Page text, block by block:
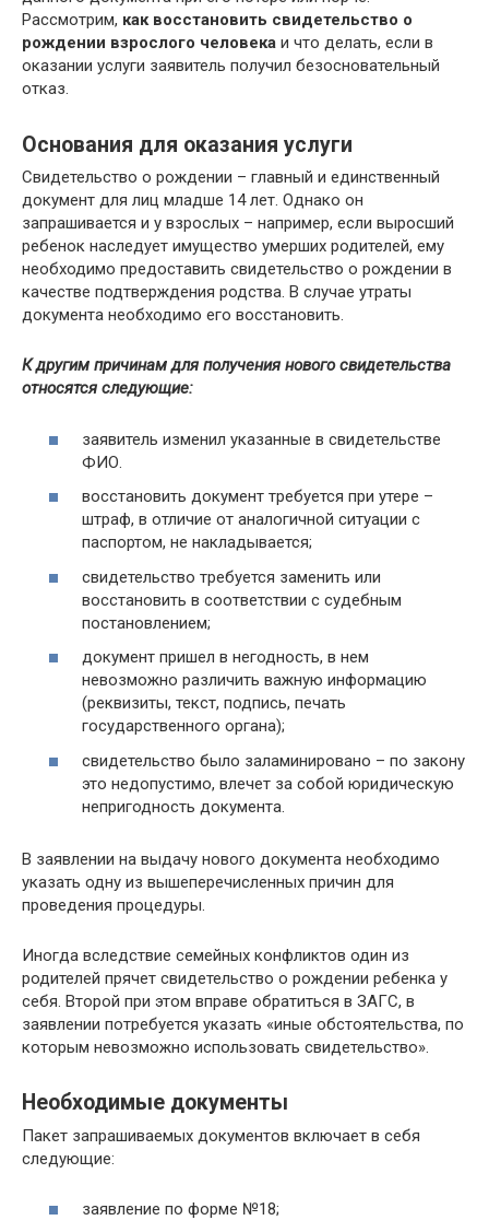
Рассмотрим, как восстановить свидетельство о
рождении взрослого человека и что делать, если в
оказании услуги заявитель получил безосновательный
отказ.
Основания для оказания услуги
Свидетельство о рождении – главный и единственный
документ для лиц младше 14 лет. Однако он
запрашивается и у взрослых – например, если выросший
ребенок наследует имущество умерших родителей, ему
необходимо предоставить свидетельство о рождении в
качестве подтверждения родства. В случае утраты
документа необходимо его восстановить.
К другим причинам для получения нового свидетельства
относятся следующие:
заявитель изменил указанные в свидетельстве
ФИО.
восстановить документ требуется при утере –
штраф, в отличие от аналогичной ситуации с
паспортом, не накладывается;
свидетельство требуется заменить или
восстановить в соответствии с судебным
постановлением;
документ пришел в негодность, в нем
невозможно различить важную информацию
(реквизиты, текст, подпись, печать
государственного органа);
свидетельство было заламинировано – по закону
это недопустимо, влечет за собой юридическую
непригодность документа.
В заявлении на выдачу нового документа необходимо
указать одну из вышеперечисленных причин для
проведения процедуры.
Иногда вследствие семейных конфликтов один из
родителей прячет свидетельство о рождении ребенка у
себя. Второй при этом вправе обратиться в ЗАГС, в
заявлении потребуется указать «иные обстоятельства, по
которым невозможно использовать свидетельство».
Необходимые документы
Пакет запрашиваемых документов включает в себя
следующие:
заявление по форме №18;